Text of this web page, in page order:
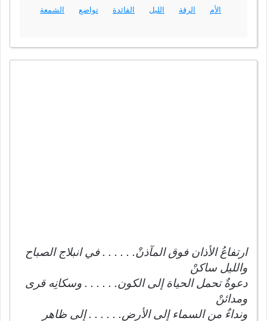
الأم الرقة الليل الفائدة تواضع الشمعة
ارتفاعُ الأذان فوق المآذنْ. . . . . . في انبلاج الصباح
والليل ساكنْ
دعوةٌ تحمل الحياة إلى الكون. . . . . . وسكانِه قرى
ومدائنْ
ونداءٌ من السماء إلى الأرض. . . . . . إلى ظاهرٍ